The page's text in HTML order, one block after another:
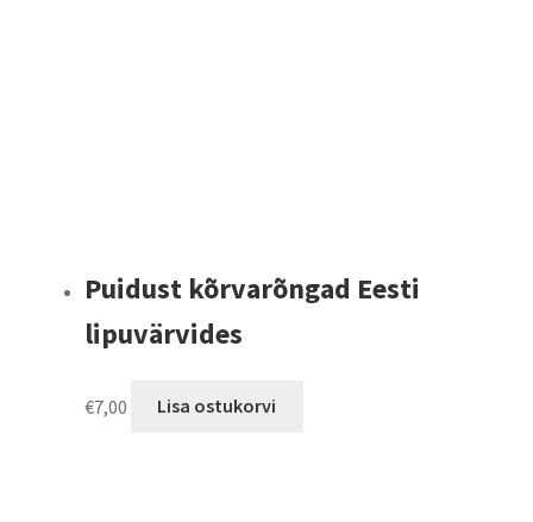
Puidust kõrvarõngad Eesti
lipuvärvides
€7,00 Lisa ostukorvi